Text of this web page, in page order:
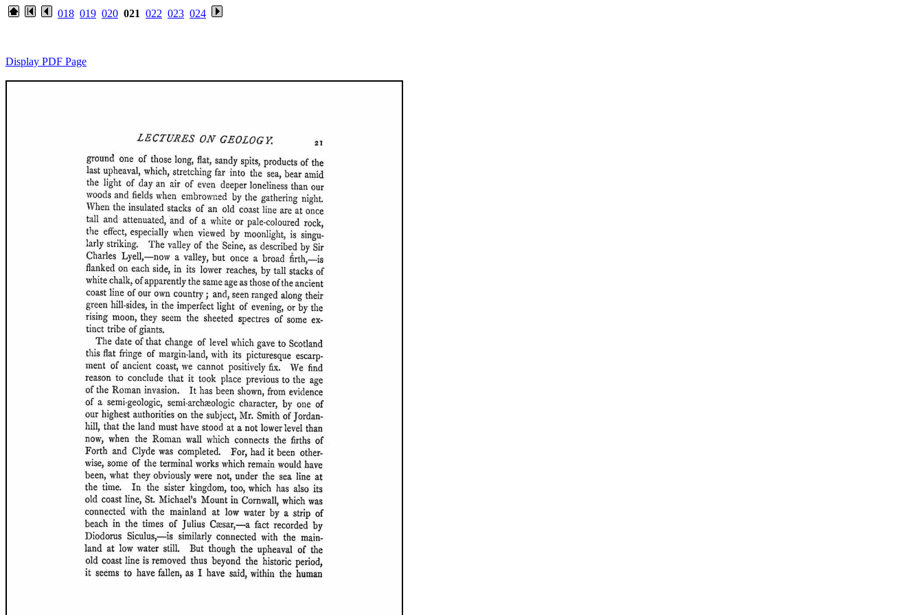
018 019 020 021 022 023 024
Display PDF Page